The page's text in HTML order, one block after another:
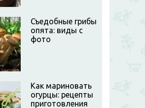
Съедобные грибы
опята: виды с
фото
Как мариновать
огурцы: рецепты
приготовления